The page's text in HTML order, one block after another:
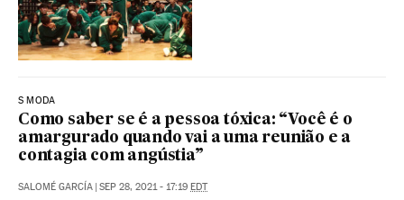
S MODA
Como saber se é a pessoa tóxica: “Você é o
amargurado quando vai a uma reunião e a
contagia com angústia”
SALOMÉ GARCÍA SEP 28, 2021 - 17:19 EDT